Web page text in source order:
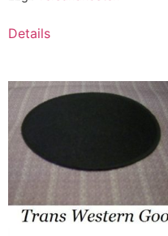
Details